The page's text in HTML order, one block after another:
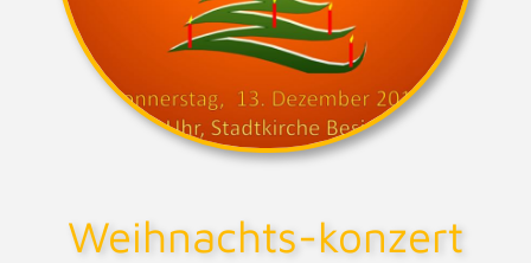
Weihnachts-konzert